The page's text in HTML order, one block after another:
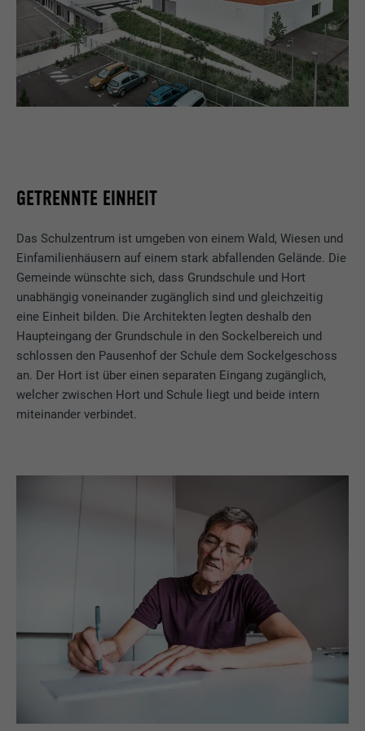
GETRENNTE EINHEIT
Das Schulzentrum ist umgeben von einem Wald, Wiesen und
Einfamilienhäusern auf einem stark abfallenden Gelände. Die
Gemeinde wünschte sich, dass Grundschule und Hort
unabhängig voneinander zugänglich sind und gleichzeitig
eine Einheit bilden. Die Architekten legten deshalb den
Haupteingang der Grundschule in den Sockelbereich und
schlossen den Pausenhof der Schule dem Sockelgeschoss
an. Der Hort ist über einen separaten Eingang zugänglich,
welcher zwischen Hort und Schule liegt und beide intern
miteinander verbindet.